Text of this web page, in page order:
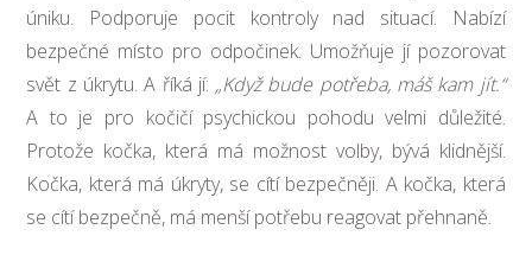
úniku. Podporuje pocit kontroly nad situací. Nabízí
bezpečné místo pro odpočinek. Umožňuje jí pozorovat
svět z úkrytu. A říká jí: „Když bude potřeba, máš kam jít.“
A to je pro kočičí psychickou pohodu velmi důležité.
Protože kočka, která má možnost volby, bývá klidnější.
Kočka, která má úkryty, se cítí bezpečněji. A kočka, která
se cítí bezpečně, má menší potřebu reagovat přehnaně.